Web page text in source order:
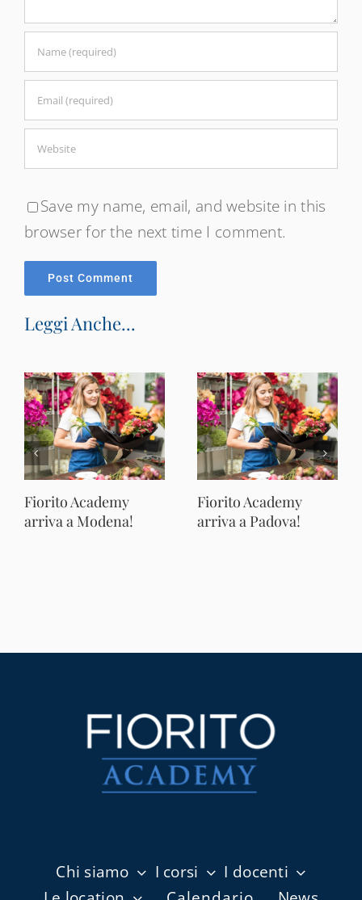
Save my name, email, and website in this
browser for the next time I comment.
Leggi Anche...
Fiorito Academy
arriva a Modena!
Fiorito Academy
arriva a Padova!
Chi siamo I corsi
I docenti